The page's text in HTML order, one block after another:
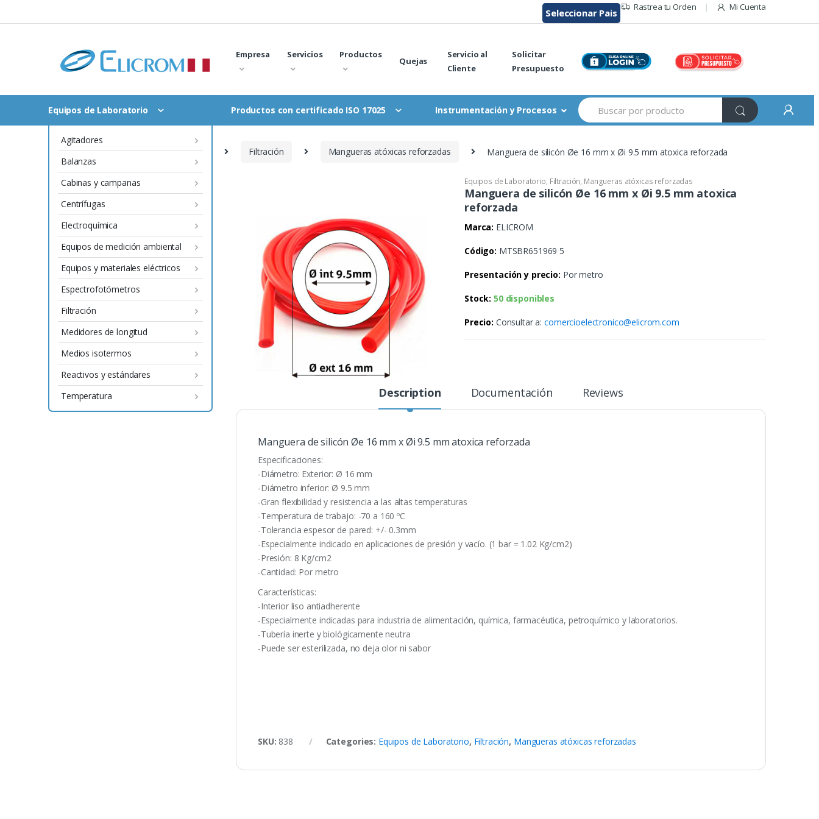
to
Rastrea tu Orden Mi Cuenta
Seleccionar Pais
Empresa Servicios Productos
Quejas
Servicio al
Cliente
Solicitar
Presupuesto
Equipos de Laboratorio
Agitadores
Balanzas
Cabinas y campanas
Centrífugas
Electroquímica
Equipos de medición ambiental
Equipos y materiales eléctricos
Espectrofotómetros
Filtración
Medidores de longitud
Medios isotermos
Reactivos y estándares
Temperatura
Productos con certificado ISO 17025 Instrumentación y Procesos
Search
for:
Home Equipos de Laboratorio Filtración Mangueras atóxicas reforzadas Manguera de silicón Øe 16 mm x Øi 9.5 mm atoxica reforzada
Equipos de Laboratorio, Filtración, Mangueras atóxicas reforzadas
Manguera de silicón Øe 16 mm x Øi 9.5 mm atoxica
reforzada
Marca: ELICROM
Código: MTSBR651969 5
Presentación y precio: Por metro
Stock:50 disponibles
Precio: Consultar a:comercioelectronico@elicrom.com
Description Documentación Reviews
Manguera de silicón Øe 16 mm x Øi 9.5 mm atoxica reforzada
Especificaciones:
-Diámetro: Exterior: Ø 16 mm
-Diámetro inferior: Ø 9.5 mm
-Gran flexibilidad y resistencia a las altas temperaturas
-Temperatura de trabajo: -70 a 160 ºC
-Tolerancia espesor de pared: +/- 0.3mm
-Especialmente indicado en aplicaciones de presión y vacío. (1 bar = 1.02 Kg/cm2)
-Presión: 8 Kg/cm2
-Cantidad: Por metro
Características:
-Interior liso antiadherente
-Especialmente indicadas para industria de alimentación, química, farmacéutica, petroquímico y laboratorios.
-Tubería inerte y biológicamente neutra
-Puede ser esterilizada, no deja olor ni sabor
SKU: 838 Categories: Equipos de Laboratorio, Filtración, Mangueras atóxicas reforzadas